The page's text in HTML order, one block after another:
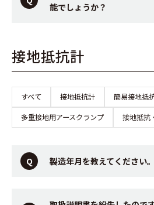
能でしょうか？
接地抵抗計
すべて 接地抵抗計
簡易接地抵
多重接地用アースクランプ
接地抵抗
製造年月を教えてください。